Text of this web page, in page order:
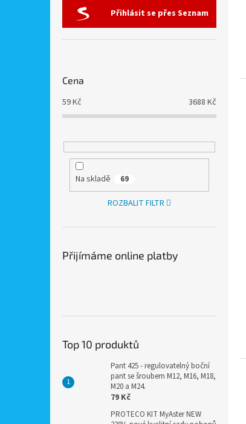
Přihlásit se přes Seznam
Cena
59Kč 3688 Kč
Na skladě 69
ROZBALIT FILTR
Přijímáme online platby
Top 10 produktů
Pant 425 - regulovatelný boční
pant se šroubem M12, M16, M18,
M20 a M24.
79 Kč
PROTECO KIT MyAster NEW